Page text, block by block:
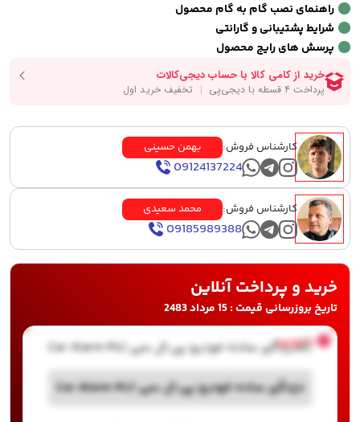
راهنمای نصب گام به گام محصول
شرایط پشتیبانی و گارانتی
پرسش های رایج محصول
کارشناس فروش: بهمن حسینی
09124137224
کارشناس فروش: محمد سعیدی
09185989388
خرید و پرداخت آنلاین
تاریخ بروزرسانی قیمت : 15 مرداد 2483
ناموجود
دزدگیر ساده خودرو پی ال سی Car Alarm PLC